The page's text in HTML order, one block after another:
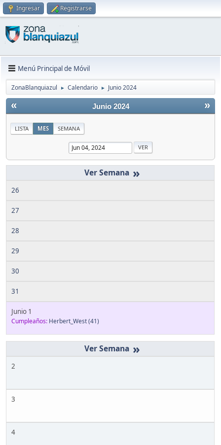
Ingresar Registrarse
Menú Principal de Móvil
ZonaBlanquiazul ► Calendario ► Junio 2024
« »
Junio 2024
LISTA MES SEMANA
»
26
27
28
29
30
31
Junio 1
Cumpleaños: Herbert_West(41)
»
2
3
4